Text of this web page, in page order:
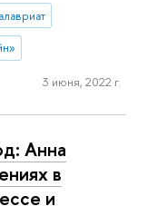
3 июня, 2022 г.
Анна
в
и